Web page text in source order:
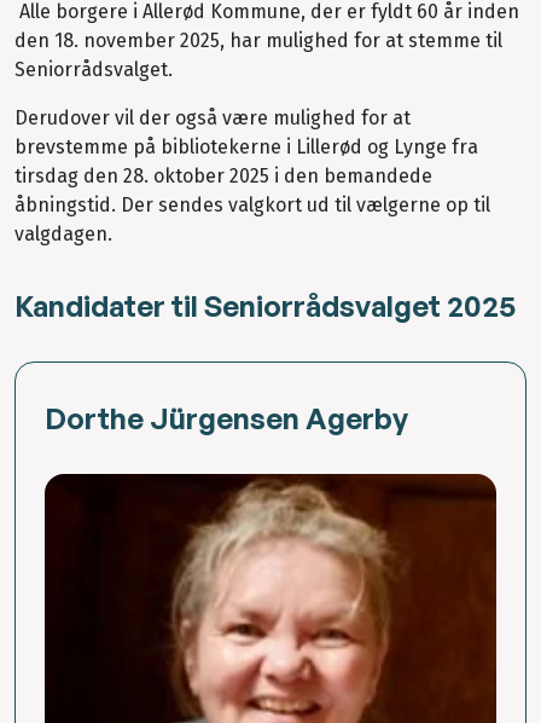
Alle borgere i Allerød Kommune, der er fyldt 60 år inden
den 18. november 2025, har mulighed for at stemme til
Seniorrådsvalget.
Derudover vil der også være mulighed for at
brevstemme på bibliotekerne i Lillerød og Lynge fra
tirsdag den 28. oktober 2025 i den bemandede
åbningstid. Der sendes valgkort ud til vælgerne op til
valgdagen.
Kandidater til Seniorrådsvalget 2025
Dorthe Jürgensen Agerby